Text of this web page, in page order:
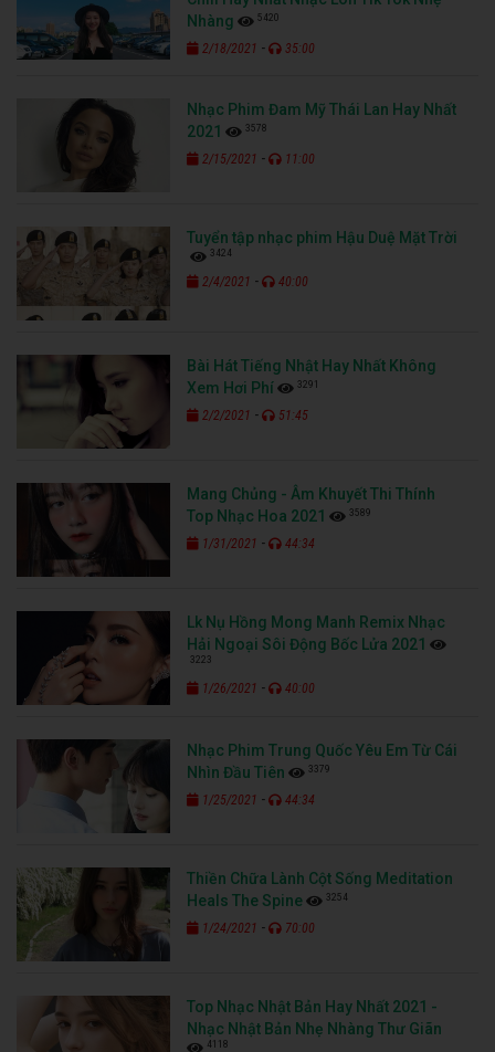
Nhàng
5420
2/18/2021 - 35:00
Nhạc Phim Đam Mỹ Thái Lan Hay Nhất
2021
3578
2/15/2021 - 11:00
Tuyển tập nhạc phim Hậu Duệ Mặt Trời
3424
2/4/2021 - 40:00
Bài Hát Tiếng Nhật Hay Nhất Không
Xem Hơi Phí
3291
2/2/2021 - 51:45
Mang Chủng - Âm Khuyết Thi Thính
Top Nhạc Hoa 2021
3589
1/31/2021 - 44:34
Lk Nụ Hồng Mong Manh Remix Nhạc
Hải Ngoại Sôi Động Bốc Lửa 2021
3223
1/26/2021 - 40:00
Nhạc Phim Trung Quốc Yêu Em Từ Cái
Nhìn Đầu Tiên
3379
1/25/2021 - 44:34
Thiền Chữa Lành Cột Sống Meditation
Heals The Spine
3254
1/24/2021 - 70:00
Top Nhạc Nhật Bản Hay Nhất 2021 -
Nhạc Nhật Bản Nhẹ Nhàng Thư Giãn
4118